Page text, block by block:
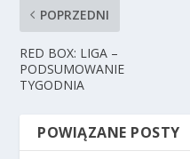
POPRZEDNI
RED BOX: LIGA –
PODSUMOWANIE
TYGODNIA
POWIĄZANE POSTY